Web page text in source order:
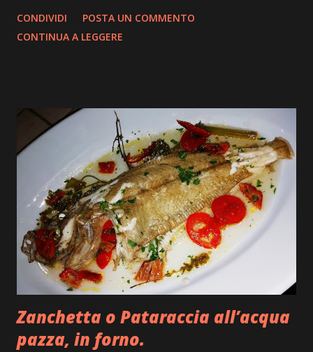
alla nostra massa muscolare, lungi da me
sostituire la/ il nutrizionista, ma per quanto
annienti o quasi tutte le proprietà ed il gusto
della carne, parliamo infatti della cottura a
bassa temperatura, ma vi spigherò tutto nella
descrizione passo passo della ricetta, intanto vi
elenco gli ingredienti e andremo subito ad
iniziare. Ingredienti: Carrè di agnello, diciamo
tre costolette a porzione, olio evo pepe e sale,
Salvia, succo di melagrana, zucchero di canna
integrale, burro, olio evo, gherigli di noci.
Execution: Ricetta facile per il carrè di agnello
che ci apprestiamo a preparare, dice...
CONDIVIDI
POSTA UN COMMENTO
CONTINUA A LEGGERE
Zanchetta o Pataraccia all’acqua
pazza, in forno.